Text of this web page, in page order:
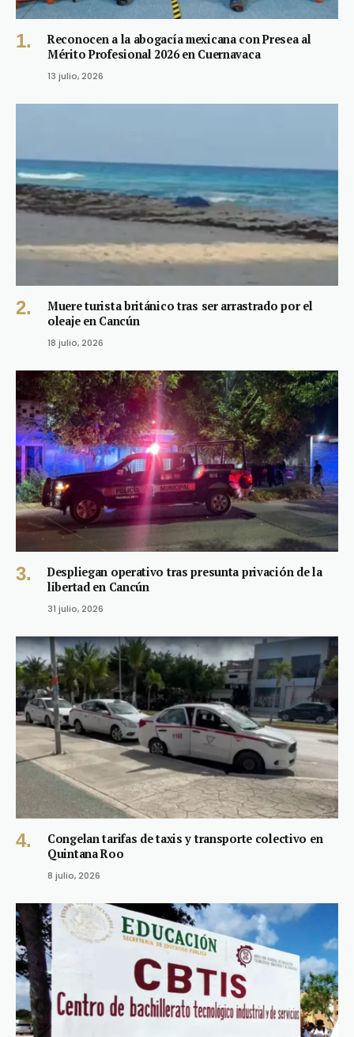
Reconocen a la abogacía mexicana con Presea al
Mérito Profesional 2026 en Cuernavaca
13 julio, 2026
Muere turista británico tras ser arrastrado por el
oleaje en Cancún
18 julio, 2026
Despliegan operativo tras presunta privación de la
libertad en Cancún
31 julio, 2026
Congelan tarifas de taxis y transporte colectivo en
Quintana Roo
8 julio, 2026